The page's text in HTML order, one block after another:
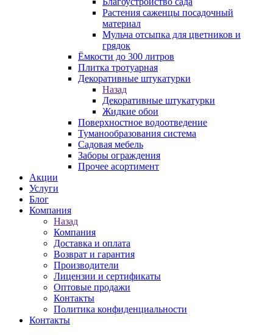
Растения саженцы посадочный
материал
Мульча отсыпка для цветников и
грядок
Ёмкости до 300 литров
Плитка тротуарная
Декоративные штукатурки
Назад
Декоративные штукатурки
Жидкие обои
Поверхностное водоотведение
Туманообразования система
Садовая мебель
Заборы ограждения
Прочее асортимент
Акции
Услуги
Блог
Компания
Назад
Компания
Доставка и оплата
Возврат и гарантия
Производители
Лицензии и сертификаты
Оптовые продажи
Контакты
Политика конфиденциальности
Контакты